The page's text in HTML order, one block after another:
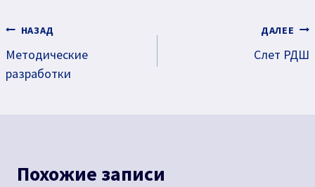
Навигация
по
НАЗАД
Методические
разработки
ДАЛЕЕ
Слет РДШ
Похожие записи